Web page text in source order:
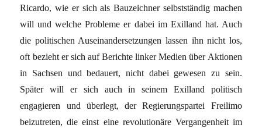
Ricardo, wie er sich als Bauzeichner selbstständig machen
will und welche Probleme er dabei im Exilland hat. Auch
die politischen Auseinandersetzungen lassen ihn nicht los,
oft bezieht er sich auf Berichte linker Medien über Aktionen
in Sachsen und bedauert, nicht dabei gewesen zu sein.
Später will er sich auch in seinem Exilland politisch
engagieren und überlegt, der Regierungspartei Freilimo
beizutreten, die einst eine revolutionäre Vergangenheit im